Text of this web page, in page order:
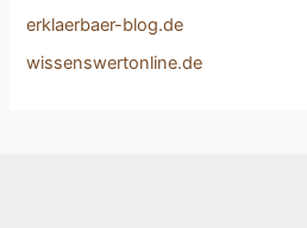
erklaerbaer-blog.de
wissenswertonline.de